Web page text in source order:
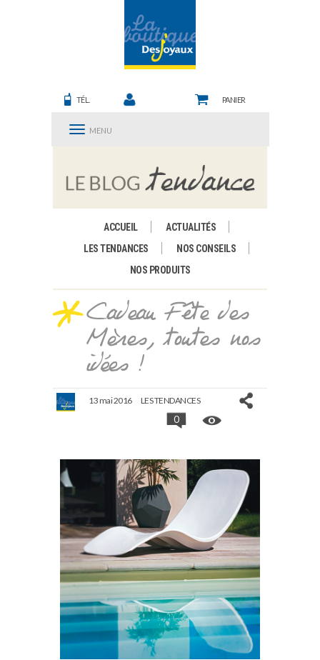
TÉL. PANIER
MENU
ACCUEIL
ACTUALITÉS
LES TENDANCES
NOS CONSEILS
NOS PRODUITS
Cadeau Fête des
Mères, toutes nos
idées !
13 mai 2016 LES TENDANCES
0